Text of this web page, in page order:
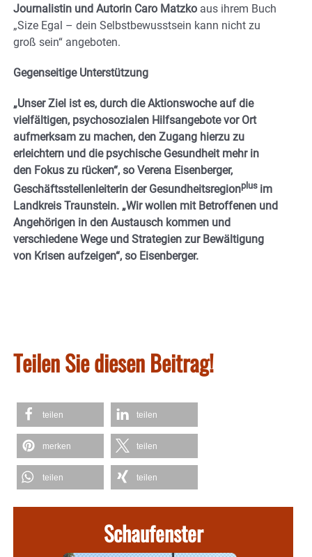
Journalistin und Autorin Caro Matzko aus ihrem Buch
„Size Egal – dein Selbstbewusstsein kann nicht zu
groß sein“ angeboten.
Gegenseitige Unterstützung
„Unser Ziel ist es, durch die Aktionswoche auf die
vielfältigen, psychosozialen Hilfsangebote vor Ort
aufmerksam zu machen, den Zugang hierzu zu
erleichtern und die psychische Gesundheit mehr in
den Fokus zu rücken“, so Verena Eisenberger,
Geschäftsstellenleiterin der Gesundheitsregionplus im
Landkreis Traunstein. „Wir wollen mit Betroffenen und
Angehörigen in den Austausch kommen und
verschiedene Wege und Strategien zur Bewältigung
von Krisen aufzeigen“, so Eisenberger.
Teilen Sie diesen Beitrag!
teilen teilen
merken teilen
teilen teilen
Schaufenster